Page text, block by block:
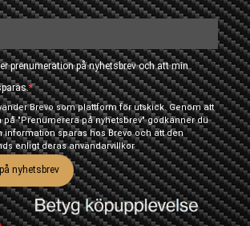
prenumeration på nyhetsbrev och att min
Brevo som plattform för utskick. Genom att
på "Prenumerera på nyhetsbrev" godkänner du
information sparas hos Brevo och att den
enligt derasanvändarvillkor
nyhetsbrev